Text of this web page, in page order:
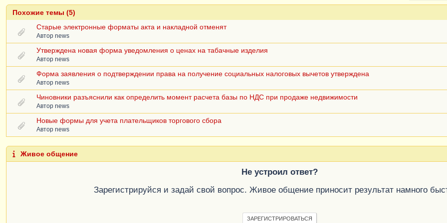
Похожие темы (5)
Старые электронные форматы акта и накладной отменят
Автор news
Утверждена новая форма уведомления о ценах на табачные изделия
Автор news
Форма заявления о подтверждении права на получение социальных налоговых вычетов утверждена
Автор news
Чиновники разъяснили как определить момент расчета базы по НДС при продаже недвижимости
Автор news
Новые формы для учета плательщиков торгового сбора
Автор news
Живое общение
Не устроил ответ?
Зарегистрируйся и задай свой вопрос. Живое общение приносит результат намного
ЗАРЕГИСТРИРОВАТЬСЯ